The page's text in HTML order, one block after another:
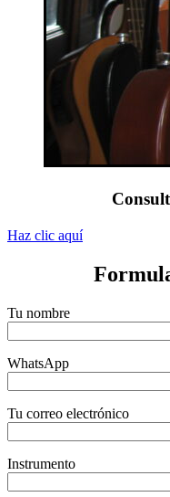
Haz clic aquí
Tu nombre
WhatsApp
Tu correo electrónico
Instrumento